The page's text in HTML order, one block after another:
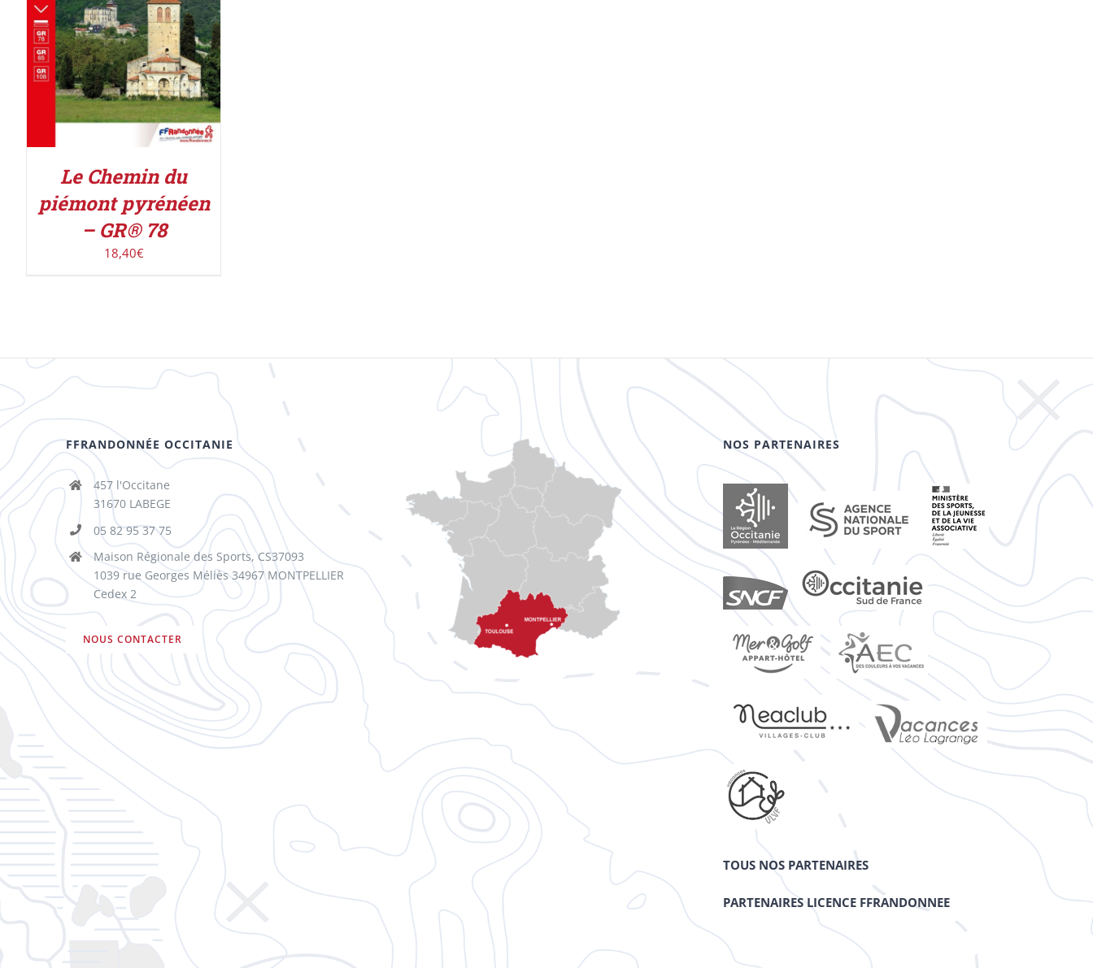
DÉTAILS
Le Chemin du
piémont pyrénéen
– GR® 78
18,40€
FFRANDONNÉE OCCITANIE
457 l'Occitane
31670 LABEGE
05 82 95 37 75
Maison Régionale des Sports, CS37093
1039 rue Georges Méliès 34967 MONTPELLIER
Cedex 2
NOUS CONTACTER
NOS PARTENAIRES
TOUS NOS PARTENAIRES
PARTENAIRES LICENCE FFRANDONNEE